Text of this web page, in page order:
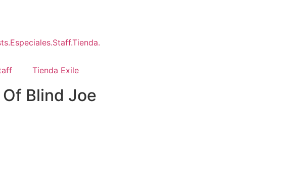
Tienda Exile
Blind Joe